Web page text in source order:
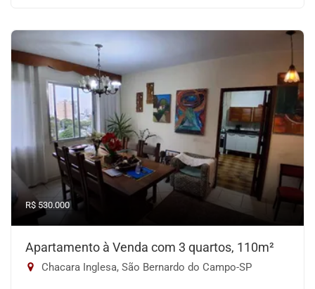
R$ 530.000
Apartamento à Venda com 3 quartos, 110m²
Chacara Inglesa, São Bernardo do Campo-SP